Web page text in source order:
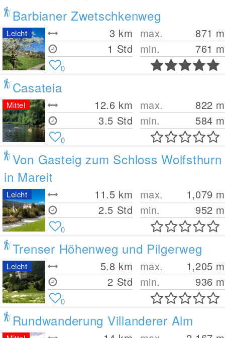
Barbianer Zwetschkenweg
3 km
1 Std
max. 871 m
min.
761 m
Leicht
0
Casateia
12.6 km
3.5 Std
max. 822 m
min.
584 m
Mittel
0
Von Gasteig zum Schloss Wolfsthurn
in Mareit
11.5 km
2.5 Std
max. 1,079 m
min.
952 m
Leicht
0
Trenser Höhenweg und Pilgerweg
5.8 km
2 Std
max. 1,205 m
min.
936 m
Leicht
0
Rundwanderung Villanderer Alm